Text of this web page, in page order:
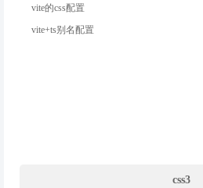
vite的css配置
vite+ts别名配置
css3